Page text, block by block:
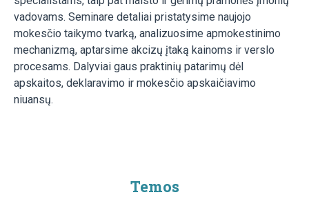
vadovams. Seminare detaliai pristatysime naujojo
mokesčio taikymo tvarką, analizuosime apmokestinimo
mechanizmą, aptarsime akcizų įtaką kainoms ir verslo
procesams. Dalyviai gaus praktinių patarimų dėl
apskaitos, deklaravimo ir mokesčio apskaičiavimo
niuansų.
Temos